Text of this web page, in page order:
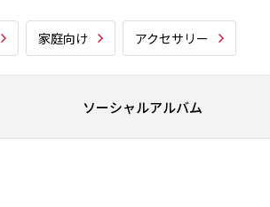
家庭向け アクセサリー
ソーシャルアルバム